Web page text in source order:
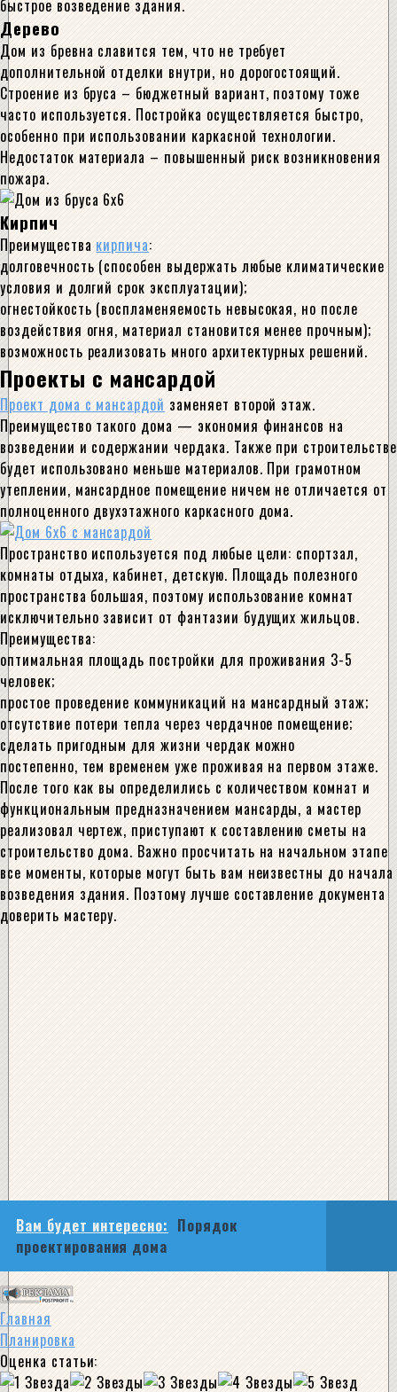
быстрое возведение здания.
Дерево
Дом из бревна славится тем, что не требует
дополнительной отделки внутри, но дорогостоящий.
Строение из бруса – бюджетный вариант, поэтому тоже
часто используется. Постройка осуществляется быстро,
особенно при использовании каркасной технологии.
Недостаток материала – повышенный риск возникновения
пожара.
Кирпич
Преимущества кирпича:
долговечность (способен выдержать любые климатические
условия и долгий срок эксплуатации);
огнестойкость (воспламеняемость невысокая, но после
воздействия огня, материал становится менее прочным);
возможность реализовать много архитектурных решений.
Проекты с мансардой
Проект дома с мансардой заменяет второй этаж.
Преимущество такого дома — экономия финансов на
возведении и содержании чердака. Также при строительстве
будет использовано меньше материалов. При грамотном
утеплении, мансардное помещение ничем не отличается от
полноценного двухэтажного каркасного дома.
Пространство используется под любые цели: спортзал,
комнаты отдыха, кабинет, детскую. Площадь полезного
пространства большая, поэтому использование комнат
исключительно зависит от фантазии будущих жильцов.
Преимущества:
оптимальная площадь постройки для проживания 3-5
человек;
простое проведение коммуникаций на мансардный этаж;
отсутствие потери тепла через чердачное помещение;
сделать пригодным для жизни чердак можно
постепенно, тем временем уже проживая на первом этаже.
После того как вы определились с количеством комнат и
функциональным предназначением мансарды, а мастер
реализовал чертеж, приступают к составлению сметы на
строительство дома. Важно просчитать на начальном этапе
все моменты, которые могут быть вам неизвестны до начала
возведения здания. Поэтому лучше составление документа
доверить мастеру.
Вам будет интересно: Порядок
проектирования дома
Главная
Планировка
Оценка статьи: